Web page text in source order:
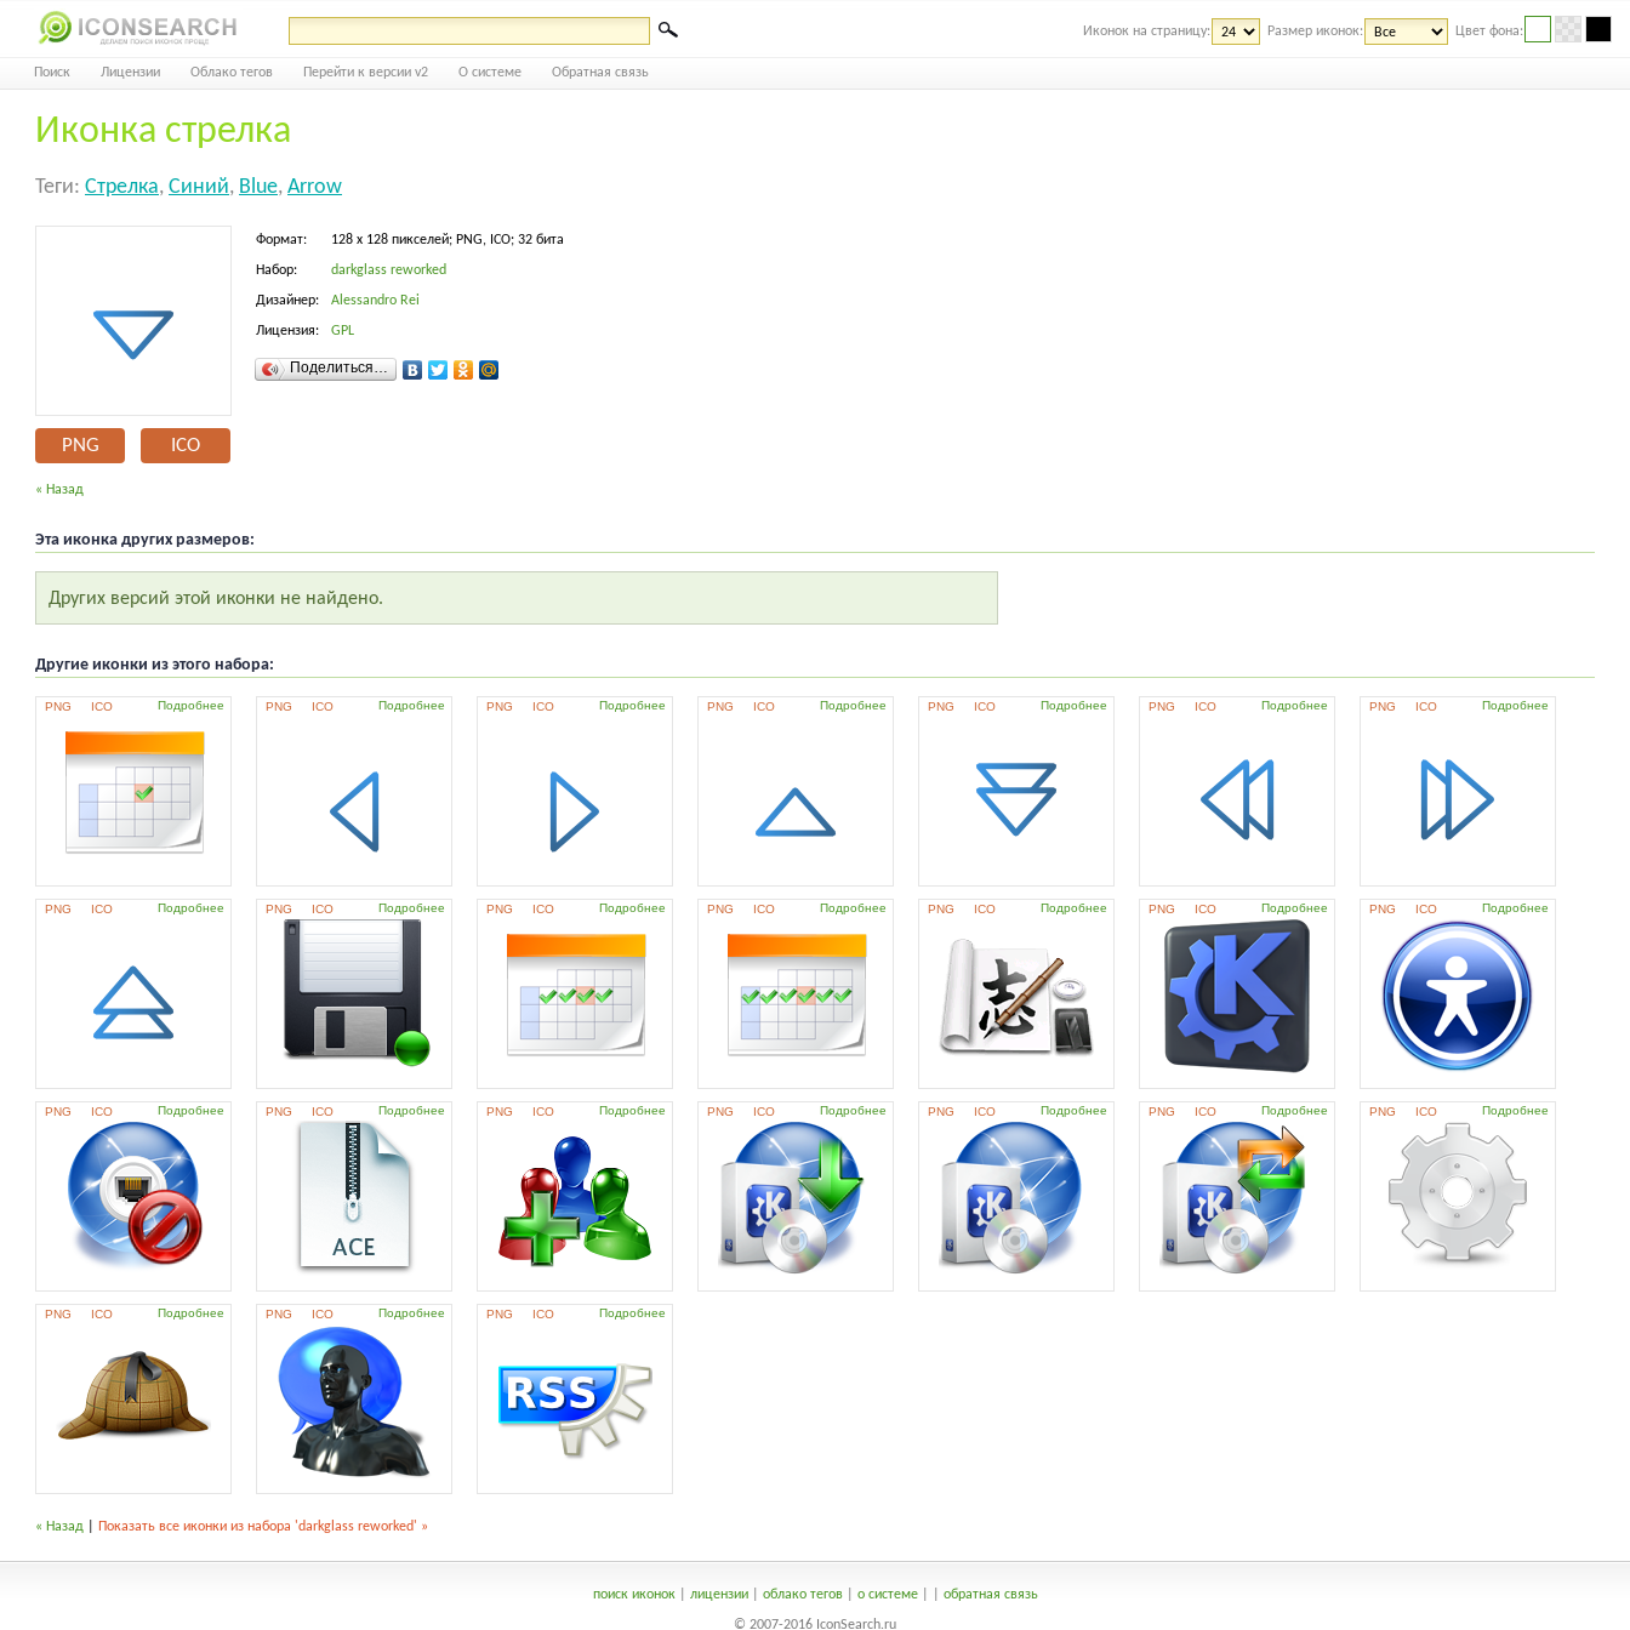
Иконок на страницу: Размер иконок: Цвет фона:
Поиск Лицензии Облако тегов Перейти к версии v2 О системе Обратная связь
Иконка стрелка
Теги: Стрелка, Синий, Blue, Arrow
PNG ICO
Формат: 128 x 128 пикселей; PNG, ICO; 32 бита
Набор: darkglass reworked
Дизайнер: Alessandro Rei
Лицензия: GPL
Поделиться…
« Назад
Эта иконка других размеров:
Других версий этой иконки не найдено.
Другие иконки из этого набора:
PNG ICO Подробнее PNG ICO Подробнее PNG ICO Подробнее PNG ICO Подробнее PNG ICO Подробнее PNG ICO Подробнее PNG ICO Подробнее
PNG ICO Подробнее PNG ICO Подробнее PNG ICO Подробнее PNG ICO Подробнее PNG ICO Подробнее PNG ICO Подробнее PNG ICO Подробнее
PNG ICO Подробнее PNG ICO Подробнее PNG ICO Подробнее PNG ICO Подробнее PNG ICO Подробнее PNG ICO Подробнее PNG ICO Подробнее
PNG ICO Подробнее PNG ICO Подробнее PNG ICO Подробнее
« Назад Показать все иконки из набора 'darkglass reworked' »
поиск иконок| лицензии| облако тегов| о системе| обратная связь
© 2007-2016 IconSearch.ru